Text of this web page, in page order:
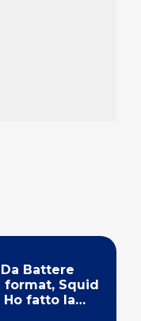
Da Battere
format, Squid
Ho fatto la